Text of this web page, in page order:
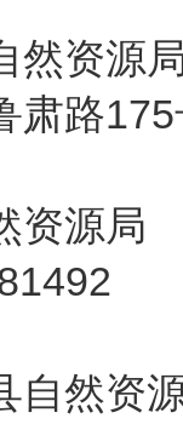
然资源
肃路
资源局
自然资